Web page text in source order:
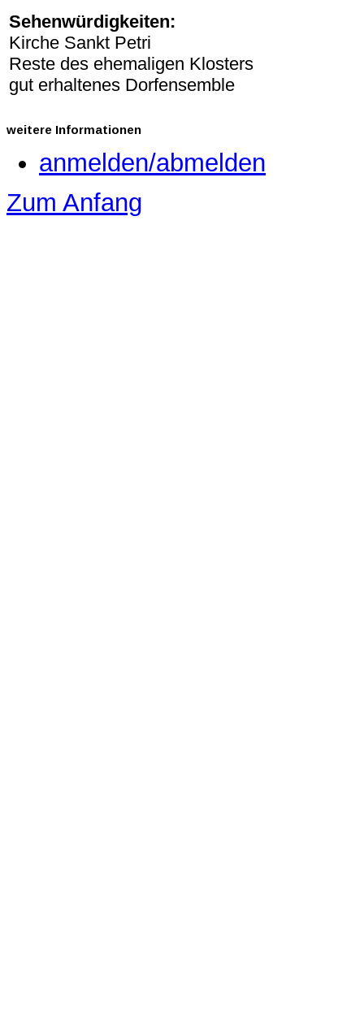
Sehenwürdigkeiten:
Kirche Sankt Petri
Reste des ehemaligen Klosters
gut erhaltenes Dorfensemble
weitere Informationen
anmelden/abmelden
Zum Anfang